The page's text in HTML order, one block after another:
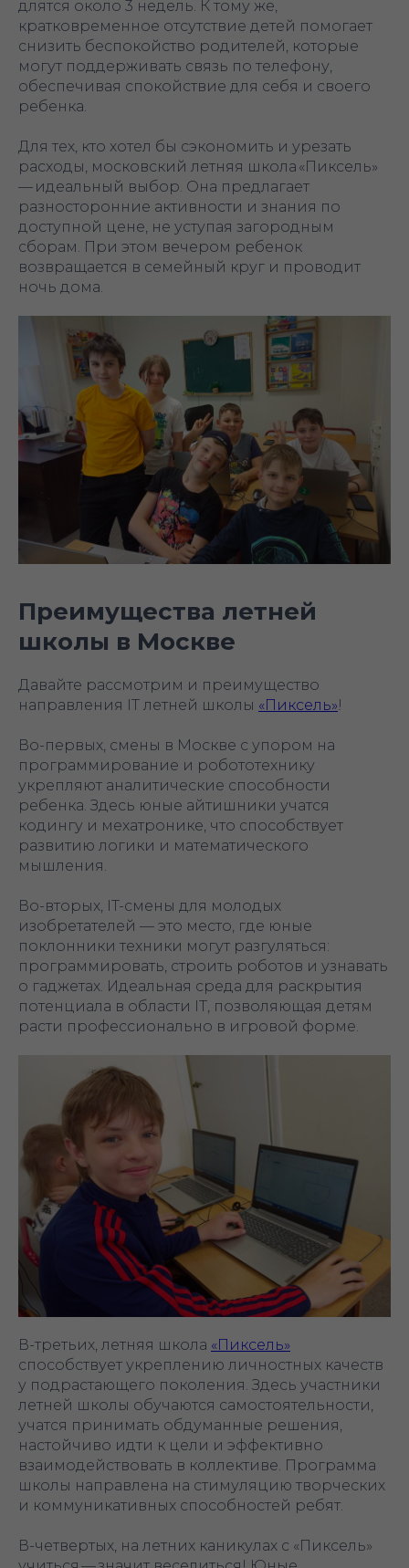
длятся около 3 недель. К тому же,
кратковременное отсутствие детей помогает
снизить беспокойство родителей, которые
могут поддерживать связь по телефону,
обеспечивая спокойствие для себя и своего
ребенка.
Для тех, кто хотел бы сэкономить и урезать
расходы, московский летняя школа «Пиксель»
— идеальный выбор. Она предлагает
разносторонние активности и знания по
доступной цене, не уступая загородным
сборам. При этом вечером ребенок
возвращается в семейный круг и проводит
ночь дома.
Преимущества летней
школы в Москве
Давайте рассмотрим и преимущество
направления IT летней школы «Пиксель»!
Во-первых, смены в Москве с упором на
программирование и робототехнику
укрепляют аналитические способности
ребенка. Здесь юные айтишники учатся
кодингу и мехатронике, что способствует
развитию логики и математического
мышления.
Во-вторых, IT-смены для молодых
изобретателей — это место, где юные
поклонники техники могут разгуляться:
программировать, строить роботов и узнавать
о гаджетах. Идеальная среда для раскрытия
потенциала в области IT, позволяющая детям
расти профессионально в игровой форме.
В-третьих, летняя школа «Пиксель»
способствует укреплению личностных качеств
у подрастающего поколения. Здесь участники
летней школы обучаются самостоятельности,
учатся принимать обдуманные решения,
настойчиво идти к цели и эффективно
взаимодействовать в коллективе. Программа
школы направлена на стимуляцию творческих
и коммуникативных способностей ребят.
В-четвертых, на летних каникулах с «Пиксель»